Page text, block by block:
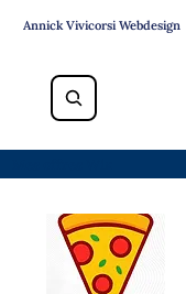
Annick Vivicorsi Webdesign